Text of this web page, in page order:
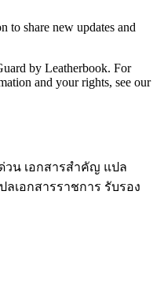
to share new updates and
by Leatherbook. For
and your rights, see our
น เอกสารสำคัญ แปล
เอกสารราชการ รับรอง